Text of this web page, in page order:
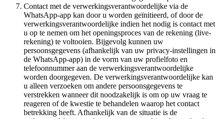
Contact met de verwerkingsverantwoordelijke via de
WhatsApp-app kan door u worden geïnitieerd, of door de
verwerkingsverantwoordelijke indien het nodig is contact met
u op te nemen om het openingsproces van de rekening (live-
rekening) te voltooien. Bijgevolg kunnen uw
persoonsgegevens (afhankelijk van uw privacy-instellingen in
de WhatsApp-app) in de vorm van uw profielfoto en
telefoonnummer aan de verwerkingsverantwoordelijke
worden doorgegeven. De verwerkingsverantwoordelijke kan
u alleen verzoeken om andere persoonsgegevens te
verstrekken wanneer dit noodzakelijk is om op uw vraag te
reageren of de kwestie te behandelen waarop het contact
betrekking heeft. Afhankelijk van de situatie is de